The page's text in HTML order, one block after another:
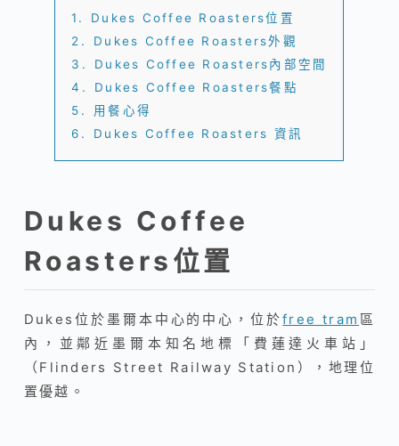
1.
Dukes Coffee Roasters位置
2.
Dukes Coffee Roasters外觀
3.
Dukes Coffee Roasters內部空間
4.
Dukes Coffee Roasters餐點
5.
用餐心得
6.
Dukes Coffee Roasters 資訊
Dukes Coffee
Roasters位置
Dukes位於墨爾本中心的中心，位於free tram 區
內，並鄰近墨爾本知名地標「費蓮達火車站」
（Flinders Street Railway Station），地理位
置優越。